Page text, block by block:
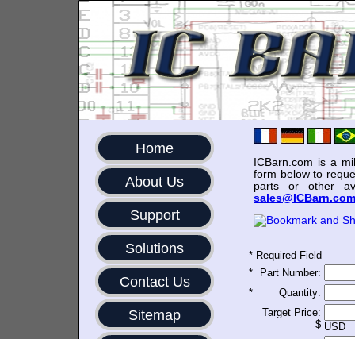
Home
About Us
Support
Solutions
Contact Us
Sitemap
ICBarn.com is a
form below to
parts or other
sales@ICBarn.com
* Required Field
*
Part Number:
*
Quantity:
Target Price:
$ USD